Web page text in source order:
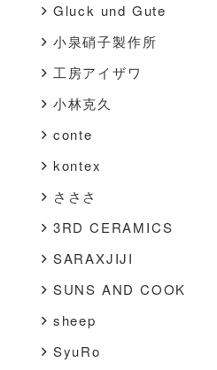
Gluck und Gute
小泉硝子製作所
工房アイザワ
小林克久
conte
kontex
さささ
3RD CERAMICS
SARAXJIJI
SUNS AND COOK
sheep
SyuRo